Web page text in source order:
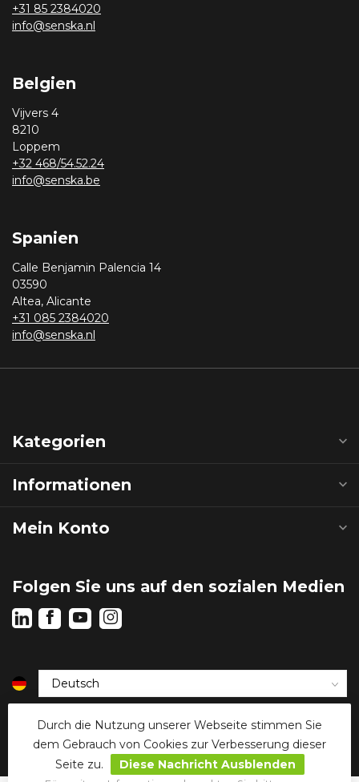
+31 85 2384020
info@senska.nl
Belgien
Vijvers 4
8210
Loppem
+32 468/54.52.24
info@senska.be
Spanien
Calle Benjamin Palencia 14
03590
Altea, Alicante
+31 085 2384020
info@senska.nl
Kategorien
Informationen
Mein Konto
Folgen Sie uns auf den sozialen Medien
Durch die Nutzung unserer Webseite stimmen Sie
dem Gebrauch von Cookies zur Verbesserung dieser
Seite zu.
Diese Nachricht Ausblenden